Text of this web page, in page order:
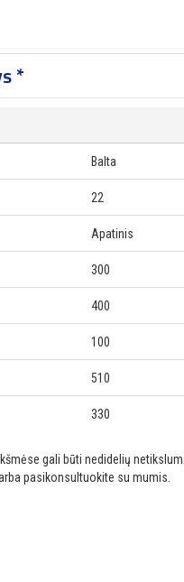
*
Balta
22
Apatinis
300
400
100
510
330
gali būti nedidelių
pasikonsultuokite su mumis.